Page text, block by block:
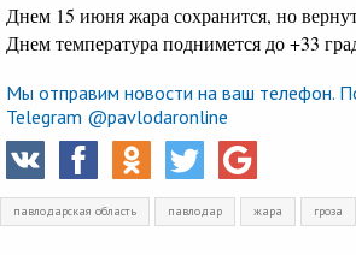
Днем 15 июня жара сохранится, но
Днем температура поднимется до +33
Мы отправим новости на ваш телефон.
Telegram @pavlodaronline
павлодарская область павлодар жара гроза